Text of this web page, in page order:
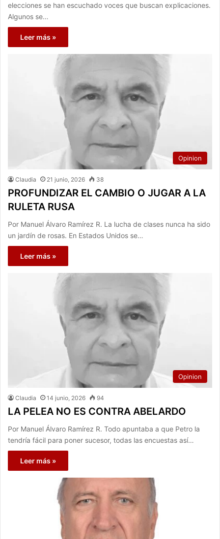
elecciones se han escuchado voces que buscan explicaciones.
Algunos se…
Leer más »
Opinion
Claudia 21 junio, 2026 38
PROFUNDIZAR EL CAMBIO O JUGAR A LA
RULETA RUSA
Por Manuel Álvaro Ramírez R. La lucha de clases nunca ha sido
un jardín de rosas. En Estados Unidos se…
Leer más »
Opinion
Claudia 14 junio, 2026 94
LA PELEA NO ES CONTRA ABELARDO
Por Manuel Álvaro Ramírez R. Todo apuntaba a que Petro la
tendría fácil para poner sucesor, todas las encuestas así…
Leer más »